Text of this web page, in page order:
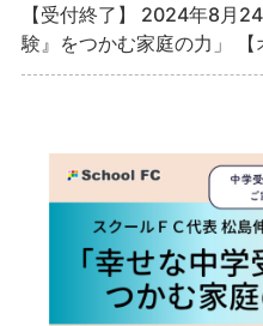
【受付終了】 2024年8月
験』をつかむ家庭の力」 【